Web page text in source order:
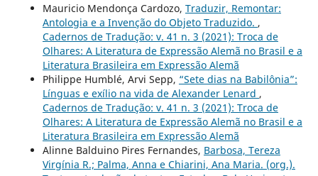
Mauricio Mendonça Cardozo, Traduzir, Remontar:
Antologia e a Invenção do Objeto Traduzido. ,
Cadernos de Tradução: v. 41 n. 3 (2021): Troca de
Olhares: A Literatura de Expressão Alemã no Brasil e a
Literatura Brasileira em Expressão Alemã
Philippe Humblé, Arvi Sepp, “Sete dias na Babilônia”:
Línguas e exílio na vida de Alexander Lenard ,
Cadernos de Tradução: v. 41 n. 3 (2021): Troca de
Olhares: A Literatura de Expressão Alemã no Brasil e a
Literatura Brasileira em Expressão Alemã
Alinne Balduino Pires Fernandes, Barbosa, Tereza
Virgínia R.; Palma, Anna e Chiarini, Ana Maria. (org.).